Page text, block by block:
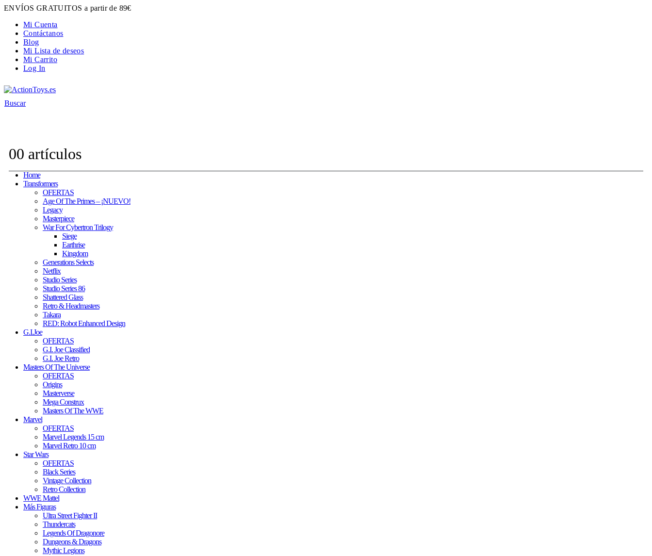
ENVÍOS GRATUITOS a partir de 89€
Mi Cuenta
Contáctanos
Blog
Mi Lista de deseos
Mi Carrito
Log In
Buscar
00 artículos
Home
Transformers
OFERTAS
Age Of The Primes – ¡NUEVO!
Legacy
Masterpiece
War For Cybertron Trilogy
Siege
Earthrise
Kingdom
Generations Selects
Netflix
Studio Series
Studio Series 86
Shattered Glass
Retro & Headmasters
Takara
RED: Robot Enhanced Design
G.I.Joe
OFERTAS
G.I. Joe Classified
G.I. Joe Retro
Masters Of The Universe
OFERTAS
Origins
Masterverse
Mega Construx
Masters Of The WWE
Marvel
OFERTAS
Marvel Legends 15 cm
Marvel Retro 10 cm
Star Wars
OFERTAS
Black Series
Vintage Collection
Retro Collection
WWE Mattel
Más Figuras
Ultra Street Fighter II
Thundercats
Legends Of Dragonore
Dungeons & Dragons
Mythic Legions